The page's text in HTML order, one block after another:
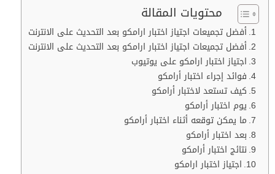
محتويات المقالة
أفضل تجميعات اجتياز اختبار ارامكو بعد التحديث على الانترنت
أفضل تجميعات اجتياز اختبار ارامكو بعد التحديث على الانترنت
اجتياز اختبار ارامكو على يوتيوب
فوائد إجراء اختبار أرامكو
كيف تستعد لاختبار أرامكو
يوم اختبار أرامكو
ما يمكن توقعه أثناء اختبار أرامكو
بعد اختبار أرامكو
نتائج اختبار أرامكو
اجتياز اختبار ارامكو